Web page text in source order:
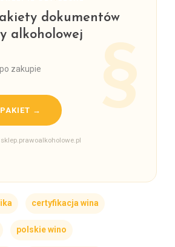
dokumentów
alkoholowej
zakupie
→
certyfikacja wina
polskie wino